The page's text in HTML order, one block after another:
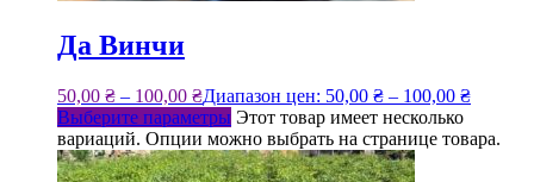
Да Винчи
50,00 ₴ – 100,00 ₴Диапазон цен: 50,00 ₴ – 100,00 ₴
Выберите параметры Этот товар имеет несколько
вариаций. Опции можно выбрать на странице товара.